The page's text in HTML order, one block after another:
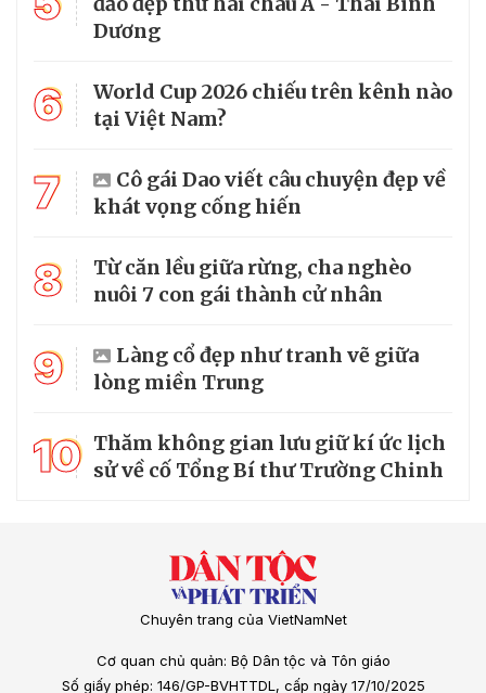
Dương
6
World Cup 2026 chiếu trên kênh nào
tại Việt Nam?
7
Cô gái Dao viết câu chuyện đẹp về
khát vọng cống hiến
8
Từ căn lều giữa rừng, cha nghèo
nuôi 7 con gái thành cử nhân
9
Làng cổ đẹp như tranh vẽ giữa
lòng miền Trung
10 Thăm không gian lưu giữ kí ức lịch
sử về cố Tổng Bí thư Trường Chinh
Chuyên trang của VietNamNet
Cơ quan chủ quản: Bộ Dân tộc và Tôn giáo
Số giấy phép: 146/GP-BVHTTDL, cấp ngày 17/10/2025